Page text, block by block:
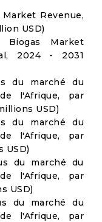
Revenue,
USD)
Market
2024 - 2031
du marché du
l'Afrique, par
USD)
du marché du
l'Afrique, par
USD)
du marché du
l'Afrique, par
USD)
du marché du
l'Afrique, par